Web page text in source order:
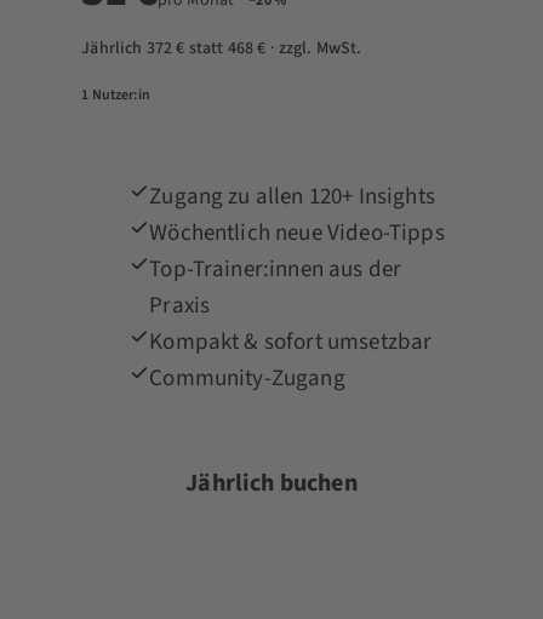
Jährlich 372 € statt 468 € · zzgl. MwSt.
1 Nutzer:in
Zugang zu allen 120+ Insights
Wöchentlich neue Video-Tipps
Top-Trainer:innen aus der
Praxis
Kompakt & sofort umsetzbar
Community-Zugang
Jährlich buchen